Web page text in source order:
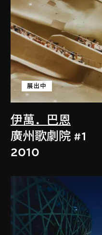
伊萬．巴恩
展出中
廣州歌劇院 #1
2010